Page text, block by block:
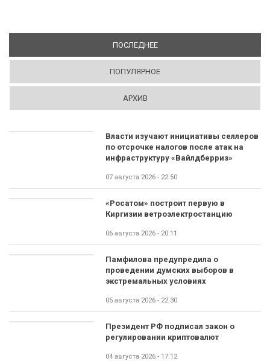
ПОСЛЕДНЕЕ(АКТИВНАЯ ВКЛАДКА)
ПОПУЛЯРНОЕ
АРХИВ
Власти изучают инициативы селлеров
по отсрочке налогов после атак на
инфраструктуру «Вайлдберриз»
07 августа 2026 - 22:50
«Росатом» построит первую в
Киргизии ветроэлектростанцию
06 августа 2026 - 20:11
Памфилова предупредила о
проведении думских выборов в
экстремальных условиях
05 августа 2026 - 22:30
Президент РФ подписал закон о
регулировании криптовалют
04 августа 2026 - 17:12